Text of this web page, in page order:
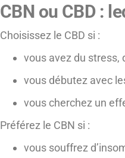
CBN ou CBD :
Choisissez le CBD si :
vous avez du stress,
vous débutez avec
vous cherchez un
Préférez le CBN si :
vous souffrez